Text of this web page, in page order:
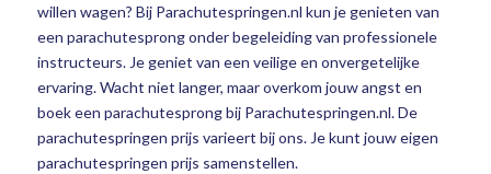
willen wagen? Bij Parachutespringen.nl kun je genieten van
een parachutesprong onder begeleiding van professionele
instructeurs. Je geniet van een veilige en onvergetelijke
ervaring. Wacht niet langer, maar overkom jouw angst en
boek een parachutesprong bij Parachutespringen.nl. De
parachutespringen prijs varieert bij ons. Je kunt jouw eigen
parachutespringen prijs samenstellen.